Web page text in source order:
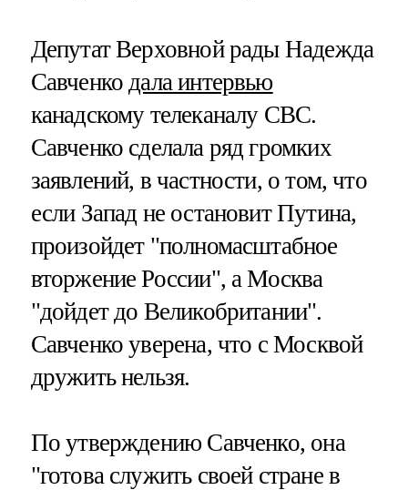
Депутат Верховной рады Надежда
Савченкодала интервью
канадскому телеканалу CBC.
Савченко сделала ряд громких
заявлений, в частности, о том, что
если Запад не остановит Путина,
произойдет "полномасштабное
вторжение России", а Москва
"дойдет до Великобритании".
Савченко уверена, что с Москвой
дружить нельзя.
По утверждению Савченко, она
"готова служить своей стране в